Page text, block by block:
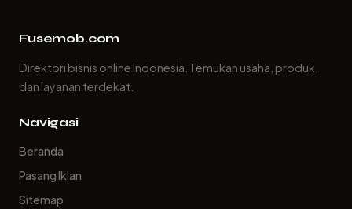
Fusemob.com
Direktori bisnis online Indonesia. Temukan usaha, produk,
dan layanan terdekat.
Navigasi
Beranda
Pasang Iklan
Sitemap